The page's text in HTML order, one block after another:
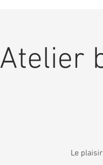
Atelier
Le